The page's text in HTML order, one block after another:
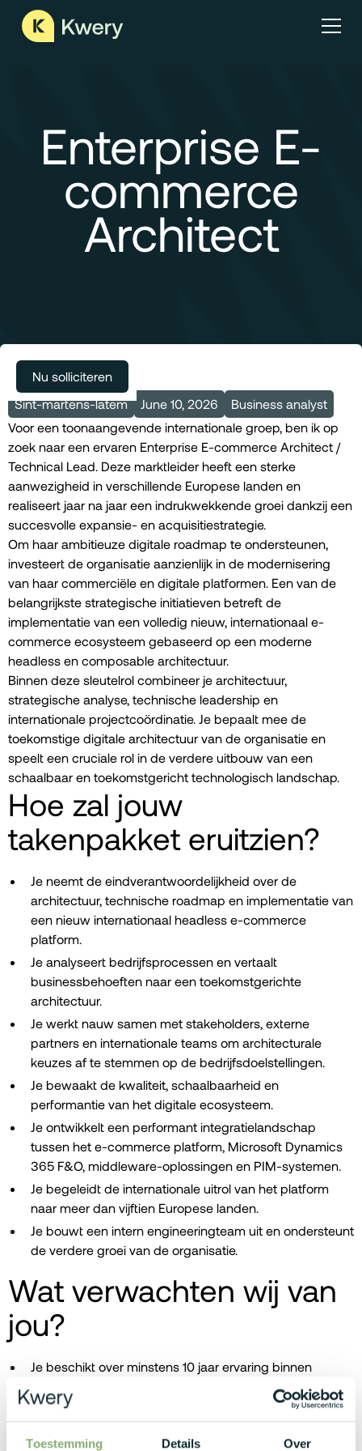
Toestemming Details Over
Enterprise E-
commerce
Architect
Meer vacatures
Sint-martens-latem June 10, 2026
Business analyst
Voor een toonaangevende internationale groep, ben ik op
zoek naar een ervaren Enterprise E-commerce Architect /
Technical Lead. Deze marktleider heeft een sterke
aanwezigheid in verschillende Europese landen en
realiseert jaar na jaar een indrukwekkende groei dankzij een
succesvolle expansie- en acquisitiestrategie.
Om haar ambitieuze digitale roadmap te ondersteunen,
investeert de organisatie aanzienlijk in de modernisering
van haar commerciële en digitale platformen. Een van de
belangrijkste strategische initiatieven betreft de
implementatie van een volledig nieuw, internationaal e-
commerce ecosysteem gebaseerd op een moderne
headless en composable architectuur.
Binnen deze sleutelrol combineer je architectuur,
strategische analyse, technische leadership en
internationale projectcoördinatie. Je bepaalt mee de
toekomstige digitale architectuur van de organisatie en
speelt een cruciale rol in de verdere uitbouw van een
schaalbaar en toekomstgericht technologisch landschap.
Hoe zal jouw
takenpakket eruitzien?
Je neemt de eindverantwoordelijkheid over de
architectuur, technische roadmap en implementatie van
een nieuw internationaal headless e-commerce
platform.
Je analyseert bedrijfsprocessen en vertaalt
businessbehoeften naar een toekomstgerichte
architectuur.
Je werkt nauw samen met stakeholders, externe
partners en internationale teams om architecturale
keuzes af te stemmen op de bedrijfsdoelstellingen.
Je bewaakt de kwaliteit, schaalbaarheid en
performantie van het digitale ecosysteem.
Je ontwikkelt een performant integratielandschap
tussen het e-commerce platform, Microsoft Dynamics
365 F&O, middleware-oplossingen en PIM-systemen.
Je begeleidt de internationale uitrol van het platform
naar meer dan vijftien Europese landen.
Je bouwt een intern engineeringteam uit en ondersteunt
de verdere groei van de organisatie.
Wat verwachten wij van
jou?
Je beschikt over minstens 10 jaar ervaring binnen
softwareontwikkeling, digitale transformatie of IT-
leiderschap.
Solution Architect, Enterprise Architect of een
Nu solliciteren